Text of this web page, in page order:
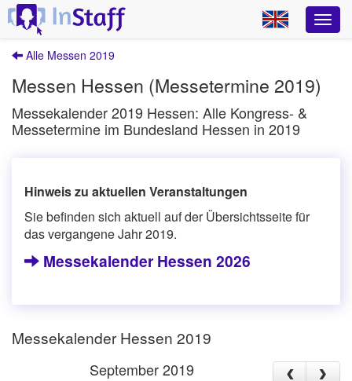
Alle Messen 2019
Messen Hessen (Messetermine 2019)
Messekalender 2019 Hessen: Alle Kongress- &
Messetermine im Bundesland Hessen in 2019
Hinweis zu aktuellen Veranstaltungen
Sie befinden sich aktuell auf der Übersichtsseite für
das vergangene Jahr 2019.
Messekalender Hessen 2026
Messekalender Hessen 2019
September 2019